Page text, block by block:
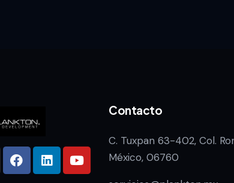
Contacto
C. Tuxpan 63-402, Col.
México, 06760